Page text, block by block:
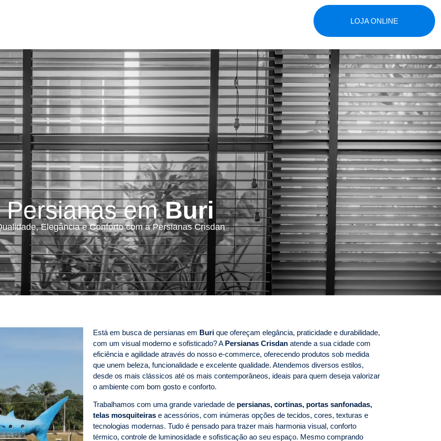
LOJA ONLINE
Persianas emBuri
Elegância e Conforto com a Persianas Crisdan
Está em busca de persianas em Burique ofereçam elegância, praticidade e durabilidade,
com um visual moderno e sofisticado? A Persianas Crisdanatende a sua cidade com
eficiência e agilidade através do nosso e-commerce, oferecendo produtos sob medida
que unem beleza, funcionalidade e excelente qualidade. Atendemos diversos estilos,
desde os mais clássicos até os mais contemporâneos, ideais para quem deseja valorizar
o ambiente com bom gosto e conforto.
Trabalhamos com uma grande variedade de persianas, cortinas, portas sanfonadas,
telas mosquiteirase acessórios, com inúmeras opções de tecidos, cores, texturas e
tecnologias modernas. Tudo é pensado para trazer mais harmonia visual, conforto
térmico, controle de luminosidade e sofisticação ao seu espaço. Mesmo comprando